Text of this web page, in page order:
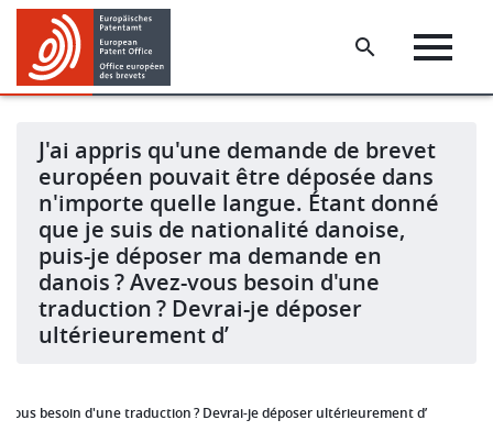
Skip
main
content
Skip
footer
J'ai appris qu'une demande de brevet
européen pouvait être déposée dans
n'importe quelle langue. Étant donné
que je suis de nationalité danoise,
puis-je déposer ma demande en
danois ? Avez-vous besoin d'une
traduction ? Devrai-je déposer
ultérieurement d’
besoin d'une traduction ? Devrai-je déposer ultérieurement d’